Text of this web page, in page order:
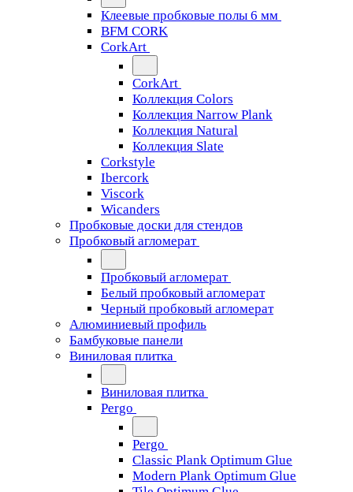
Клеевые пробковые полы 6 мм
BFM CORK
CorkArt
CorkArt
Коллекция Colors
Коллекция Narrow Plank
Коллекция Natural
Коллекция Slate
Corkstyle
Ibercork
Viscork
Wicanders
Пробковые доски для стендов
Пробковый агломерат
Пробковый агломерат
Белый пробковый агломерат
Черный пробковый агломерат
Алюминиевый профиль
Бамбуковые панели
Виниловая плитка
Виниловая плитка
Pergo
Pergo
Classic Plank Optimum Glue
Modern Plank Optimum Glue